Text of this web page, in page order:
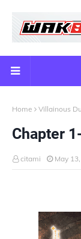
Home Villainous
Chapter
citami May